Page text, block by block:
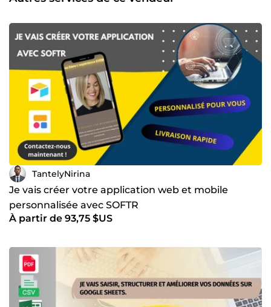
clients.
TantelyNirina
Je vais créer votre application web et mobile
personnalisée avec SOFTR
À partir de 93,75 $US